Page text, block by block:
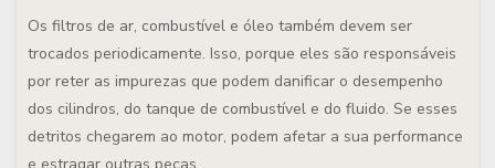
Os filtros de ar, combustível e óleo também devem ser
trocados periodicamente. Isso, porque eles são responsáveis
por reter as impurezas que podem danificar o desempenho
dos cilindros, do tanque de combustível e do fluido. Se esses
detritos chegarem ao motor, podem afetar a sua performance